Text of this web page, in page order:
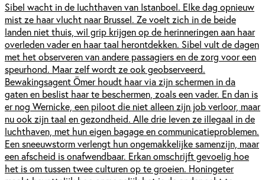
Sibel wacht in de luchthaven van Istanboel. Elke dag opnieuw
mist ze haar vlucht naar Brussel. Ze voelt zich in de beide
landen niet thuis, wil grip krijgen op de herinneringen aan haar
overleden vader en haar taal herontdekken. Sibel vult de dagen
met het observeren van andere passagiers en de zorg voor een
speurhond. Maar zelf wordt ze ook geobserveerd.
Bewakingsagent Ömer houdt haar via zijn schermen in da
gaten en beslist haar te beschermen, zoals een vader. En dan is
er nog Wernicke, een piloot die niet alleen zijn job verloor, maar
nu ook zijn taal en gezondheid. Alle drie leven ze illegaal in de
luchthaven, met hun eigen bagage en communicatieproblemen.
Een sneeuwstorm verlengt hun ongemakkelijke samenzijn, maar
een afscheid is onafwendbaar. Erkan omschrijft gevoelig hoe
het is om tussen twee culturen op te groeien. Honingeter